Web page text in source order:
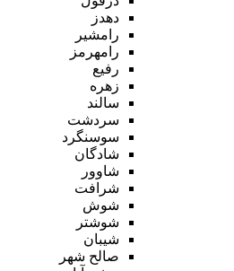
دهدز
رامشیر
رامهرمز
رفیع
زهره
سالند
سردشت
سوسنگرد
شادگان
شاوور
شرافت
شوش
شوشتر
شیبان
صالح شهر